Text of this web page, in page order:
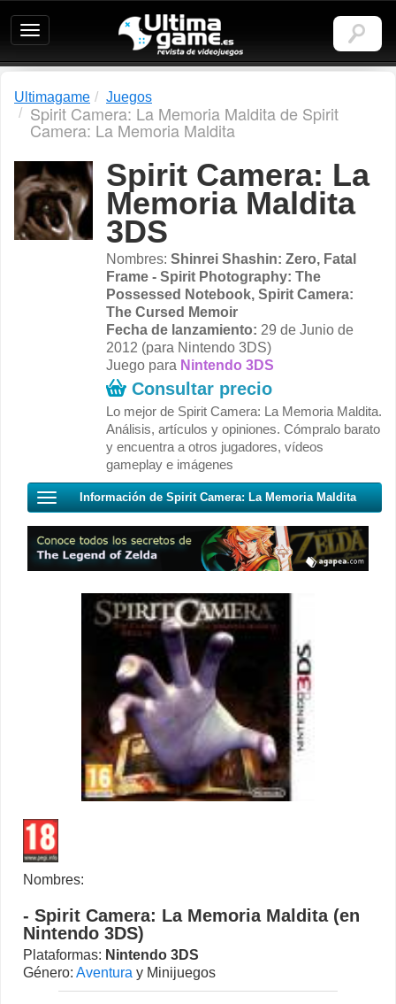
Ultimagame:
Revista
de
Ultimagame Juegos
Spirit Camera: La Memoria Maldita de Spirit
Camera: La Memoria Maldita
Spirit Camera: La
Memoria Maldita
3DS
Nombres: Shinrei Shashin: Zero, Fatal
Frame - Spirit Photography: The
Possessed Notebook, Spirit Camera:
The Cursed Memoir
Fecha de lanzamiento: 29 de Junio de
2012 (para Nintendo 3DS)
Juego para Nintendo 3DS
Consultar precio
Lo mejor de Spirit Camera: La Memoria Maldita.
Análisis, artículos y opiniones. Cómpralo barato
y encuentra a otros jugadores, vídeos
gameplay e imágenes
Información de Spirit Camera: La Memoria Maldita
Nombres:
- Spirit Camera: La Memoria Maldita (en
Nintendo 3DS)
Plataformas: Nintendo 3DS
Género: Aventura y Minijuegos